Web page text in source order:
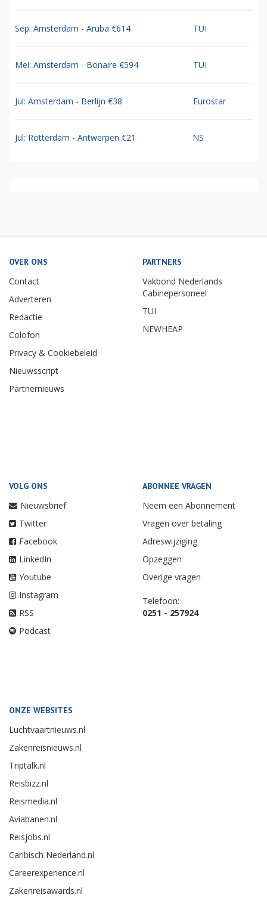
Sep: Amsterdam - Aruba €614 TUI
Mei: Amsterdam - Bonaire €594 TUI
Jul: Amsterdam - Berlijn €38 Eurostar
Jul: Rotterdam - Antwerpen €21 NS
OVER ONS
Contact
Adverteren
Redactie
Colofon
Privacy & Cookiebeleid
Nieuwsscript
Partnernieuws
PARTNERS
Vakbond Nederlands
Cabinepersoneel
TUI
NEWHEAP
VOLG ONS
Nieuwsbrief
Twitter
Facebook
LinkedIn
Youtube
Instagram
RSS
Podcast
ABONNEE VRAGEN
Neem een Abonnement
Vragen over betaling
Adreswijziging
Opzeggen
Overige vragen
Telefoon:
0251 - 257924
ONZE WEBSITES
Luchtvaartnieuws.nl
Zakenreisnieuws.nl
Triptalk.nl
Reisbizz.nl
Reismedia.nl
Aviabanen.nl
Reisjobs.nl
Caribisch Nederland.nl
Careerexperience.nl
Zakenreisawards.nl